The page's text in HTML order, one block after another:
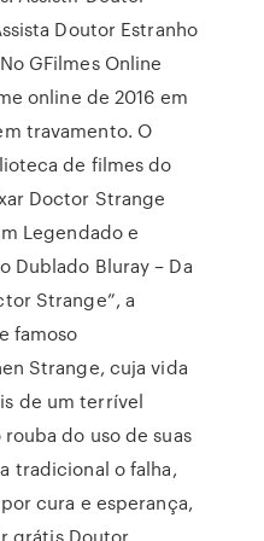
Doutor Estranho
GFilmes Online
online de 2016 em
travamento. O
de filmes do
Doctor Strange
Legendado e
Dublado Bluray – Da
Strange”, a
famoso
Strange, cuja vida
de um terrível
do uso de suas
tradicional o falha,
cura e esperança,
grátis Doutor